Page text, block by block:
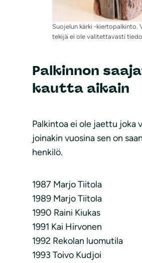
Suojelun kärki -kiertopalkinto.
tekijä ei ole valitettavasti
Palkinnon
kautta aikain
Palkintoa ei ole jaettu joka
joinakin vuosina sen on
henkilö.
1987 Marjo Tiitola
1989 Marjo Tiitola
1990 Raini Kiukas
1991 Kai Hirvonen
1992 Rekolan luomutila
1993 Toivo Kudjoi